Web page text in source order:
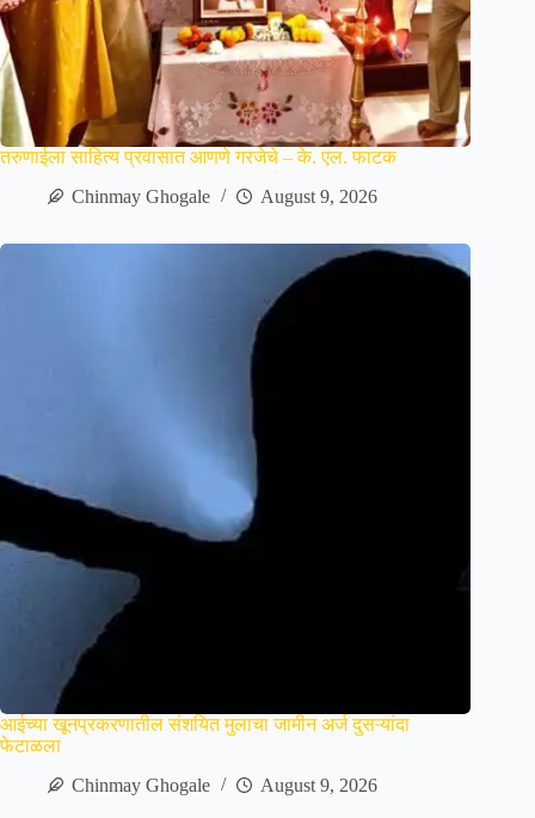
तरुणाईला साहित्य प्रवासात आणणे गरजेचे – के. एल. फाटक
Chinmay Ghogale
August 9, 2026
आईच्या खूनप्रकरणातील संशयित मुलाचा जामीन अर्ज दुसऱ्यांदा
फेटाळला
Chinmay Ghogale
August 9, 2026